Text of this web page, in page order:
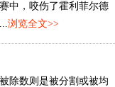
中，咬伤了霍利菲尔德
浏览全文>>
除数则是被分割或被均